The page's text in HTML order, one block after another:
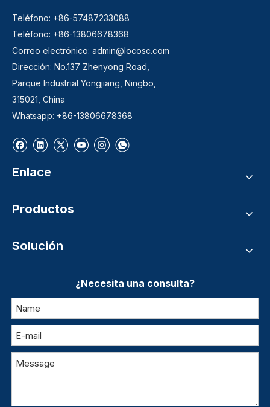
Teléfono: +86-57487233088
Teléfono: +86-13806678368
Correo electrónico: admin@locosc.com
Dirección: No.137 Zhenyong Road,
Parque Industrial Yongjiang, Ningbo,
315021, China
Whatsapp: +86-13806678368
Enlace
Productos
Solución
¿Necesita una consulta?